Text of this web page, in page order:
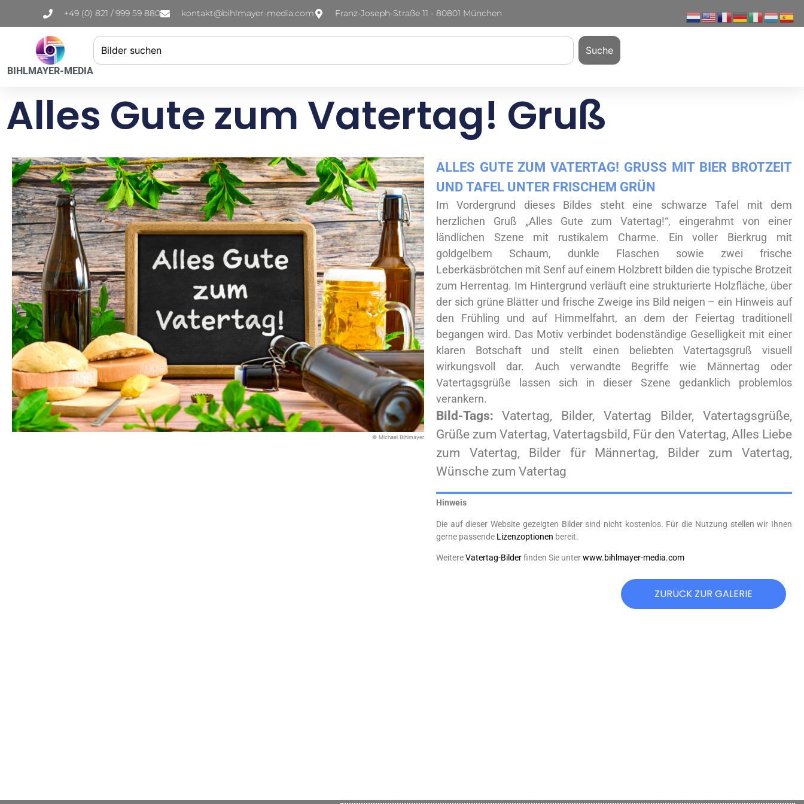
+49 (0) 821 / 999 59 880 kontakt@bihlmayer-media.com Franz-Joseph-Straße 11 - 80801 München
BIHLMAYER-MEDIA
Suche
Alles Gute zum Vatertag! Gruß
© Michael Bihlmayer
ALLES GUTE ZUM VATERTAG! GRUSS MIT BIER BROTZEIT U
ND TAFEL UNTER FRISCHEM GRÜN
Im Vordergrund dieses Bildes steht eine schwarze Tafel mit dem
herzlichen Gruß „Alles Gute zum Vatertag!“, eingerahmt von einer
ländlichen Szene mit rustikalem Charme. Ein voller Bierkrug mit
goldgelbem Schaum, dunkle Flaschen sowie zwei frische
Leberkäsbrötchen mit Senf auf einem Holzbrett bilden die typische Brotzeit
zum Herrentag. Im Hintergrund verläuft eine strukturierte Holzfläche, über
der sich grüne Blätter und frische Zweige ins Bild neigen – ein Hinweis auf
den Frühling und auf Himmelfahrt, an dem der Feiertag traditionell
begangen wird. Das Motiv verbindet bodenständige Geselligkeit mit einer
klaren Botschaft und stellt einen beliebten Vatertagsgruß visuell
wirkungsvoll dar. Auch verwandte Begriffe wie Männertag oder
Vatertagsgrüße lassen sich in dieser Szene gedanklich problemlos
verankern.
Bild-Tags: Vatertag, Bilder, Vatertag Bilder, Vatertagsgrüße,
Grüße zum Vatertag, Vatertagsbild, Für den Vatertag, Alles Liebe
zum Vatertag, Bilder für Männertag, Bilder zum Vatertag,
Wünsche zum Vatertag
Hinweis
Die auf dieser Website gezeigten Bilder sind nicht kostenlos. Für die Nutzung stellen wir Ihnen
gerne passende Lizenzoptionen bereit.
WeitereVatertag-Bilderfinden Sie unterwww.bihlmayer-media.com
ZURÜCK ZUR GALERIE